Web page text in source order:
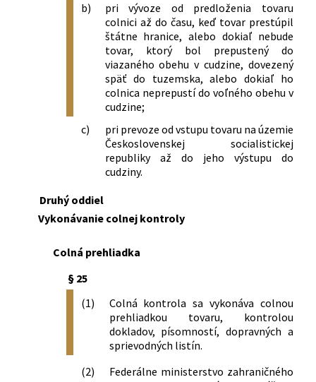
b)
pri vývoze od predloženia tovaru
colnici až do času, keď tovar prestúpil
štátne hranice, alebo dokiaľ nebude
tovar, ktorý bol prepustený do
viazaného obehu v cudzine, dovezený
späť do tuzemska, alebo dokiaľ ho
colnica neprepustí do voľného obehu v
cudzine;
c)
pri prevoze od vstupu tovaru na územie
Československej socialistickej
republiky až do jeho výstupu do
cudziny.
Druhý oddiel
Vykonávanie colnej kontroly
Colná prehliadka
§ 25
(1)
Colná kontrola sa vykonáva colnou
prehliadkou tovaru, kontrolou
dokladov, písomností, dopravných a
sprievodných listín.
(2)
Federálne ministerstvo zahraničného